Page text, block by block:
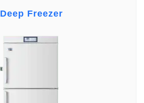
Deep Freezer